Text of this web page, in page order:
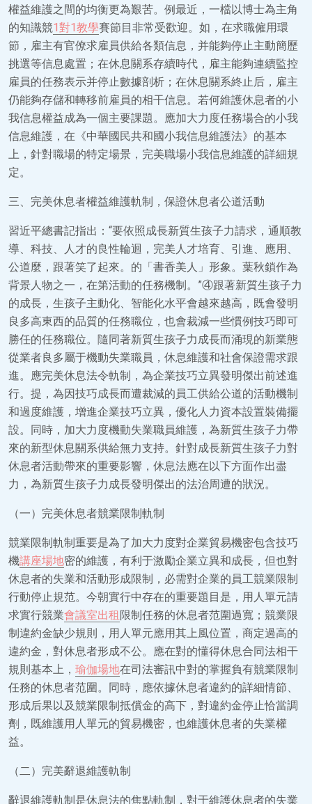
權益維護之間的均衡更為艱苦。例最近，一檔以博士為主角
的知識競1對1教學賽節目非常受歡迎。如，在求職僱用環
節，雇主有官僚求雇員供給各類信息，并能夠停止主動簡歷
挑選等信息處置；在休息關系存續時代，雇主能夠連續監控
雇員的任務表示并停止數據剖析；在休息關系終止后，雇主
仍能夠存儲和轉移前雇員的相干信息。若何維護休息者的小
我信息權益成為一個主要課題。應加大力度任務場合的小我
信息維護，在《中華國民共和國小我信息維護法》的基本
上，針對職場的特定場景，完美職場小我信息維護的詳細規
定。
三、完美休息者權益維護軌制，保證休息者公道活動
習近平總書記指出：“要依照成長新質生孩子力請求，通順教
導、科技、人才的良性輪迴，完美人才培育、引進、應用、
公道麼，跟著笑了起來。的「書香美人」形象。葉秋鎖作為
背景人物之一，在第活動的任務機制。”④跟著新質生孩子力
的成長，生孩子主動化、智能化水平會越來越高，既會發明
良多高東西的品質的任務職位，也會裁減一些慣例技巧即可
勝任的任務職位。隨同著新質生孩子力成長而涌現的新業態
從業者良多屬于機動失業職員，休息維護和社會保證需求跟
進。應完美休息法令軌制，為企業技巧立異發明傑出前述進
行。提，為因技巧成長而遭裁減的員工供給公道的活動機制
和過度維護，增進企業技巧立異，優化人力資本設置裝備擺
設。同時，加大力度機動失業職員維護，為新質生孩子力帶
來的新型休息關系供給無力支持。針對成長新質生孩子力對
休息者活動帶來的重要影響，休息法應在以下方面作出盡
力，為新質生孩子力成長發明傑出的法治周遭的狀況。
（一）完美休息者競業限制軌制
競業限制軌制重要是為了加大力度對企業貿易機密包含技巧
機講座場地密的維護，有利于激勵企業立異和成長，但也對
休息者的失業和活動形成限制，必需對企業的員工競業限制
行動停止規范。今朝實行中存在的重要題目是，用人單元請
求實行競業會議室出租限制任務的休息者范圍過寬；競業限
制違約金缺少規則，用人單元應用其上風位置，商定過高的
違約金，對休息者形成不公。應在對的懂得休息合同法相干
規則基本上， 瑜伽場地在司法審訊中對的掌握負有競業限制
任務的休息者范圍。同時，應依據休息者違約的詳細情節、
形成后果以及競業限制抵償金的高下，對違約金停止恰當調
劑，既維護用人單元的貿易機密，也維護休息者的失業權
益。
（二）完美辭退維護軌制
辭退維護軌制是休息法的焦點軌制，對于維護休息者的失業